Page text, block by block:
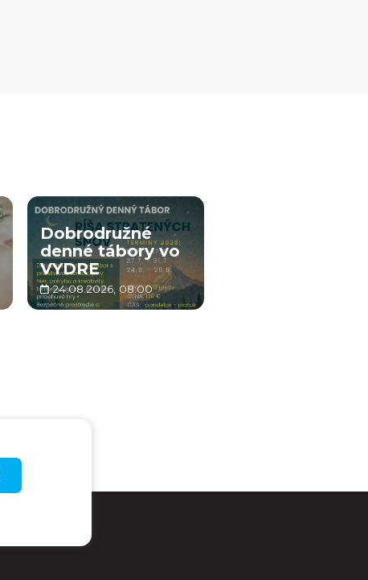
Dobrodružné
denné tábory vo
VYDRE
24.08.2026, 08:00